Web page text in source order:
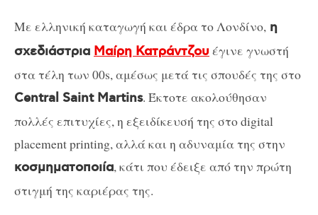
Με ελληνική καταγωγή και έδρα το Λονδίνο, η
σχεδιάστρια Μαίρη Κατράντζου έγινε γνωστή
στα τέλη των 00s, αμέσως μετά τις σπουδές της στο
Central Saint Martins. Έκτοτε ακολούθησαν
πολλές επιτυχίες, η εξειδίκευσή της στο digital
placement printing, αλλά και η αδυναμία της στην
κοσμηματοποιία, κάτι που έδειξε από την πρώτη
στιγμή της καριέρας της.